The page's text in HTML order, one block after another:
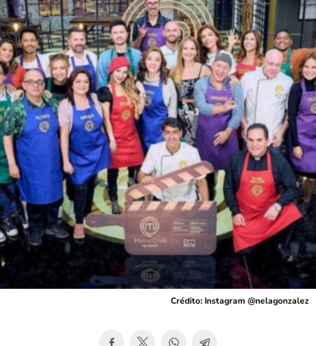
Crédito: Instagram @nelagonzalez